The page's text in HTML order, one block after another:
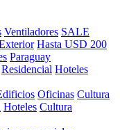
Ventiladores SALE
Hasta USD 200
Paraguay
Residencial Hoteles
Oficinas Cultura
Hoteles Cultura